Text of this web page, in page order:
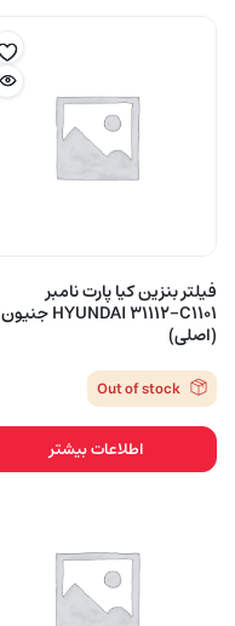
فیلتر بنزین کیا پارت نامبر
HYUNDAI 31112-C1101 جنیون
(اصلی)
Out of stock
اطلاعات بیشتر